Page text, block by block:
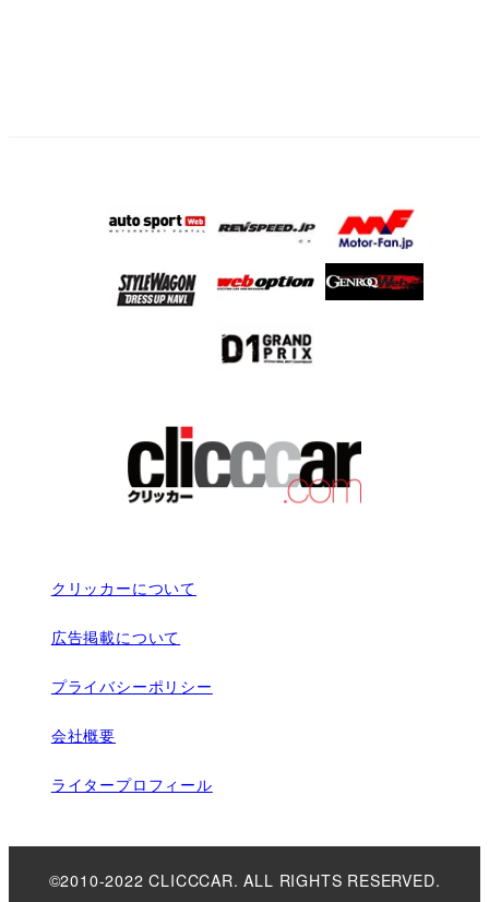
クリッカーについて
広告掲載について
プライバシーポリシー
会社概要
ライタープロフィール
©2010-2022 CLICCCAR. ALL RIGHTS RESERVED.